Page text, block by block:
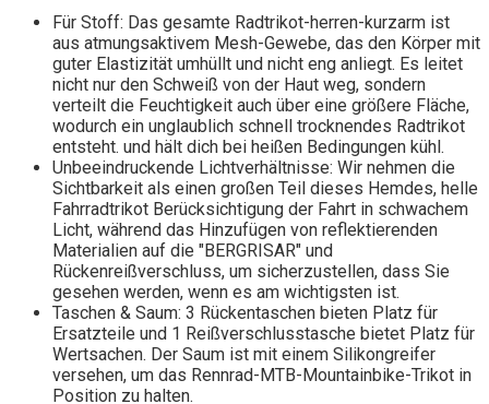
Für Stoff: Das gesamte Radtrikot-herren-kurzarm ist
aus atmungsaktivem Mesh-Gewebe, das den Körper mit
guter Elastizität umhüllt und nicht eng anliegt. Es leitet
nicht nur den Schweiß von der Haut weg, sondern
verteilt die Feuchtigkeit auch über eine größere Fläche,
wodurch ein unglaublich schnell trocknendes Radtrikot
entsteht. und hält dich bei heißen Bedingungen kühl.
Unbeeindruckende Lichtverhältnisse: Wir nehmen die
Sichtbarkeit als einen großen Teil dieses Hemdes, helle
Fahrradtrikot Berücksichtigung der Fahrt in schwachem
Licht, während das Hinzufügen von reflektierenden
Materialien auf die "BERGRISAR" und
Rückenreißverschluss, um sicherzustellen, dass Sie
gesehen werden, wenn es am wichtigsten ist.
Taschen & Saum: 3 Rückentaschen bieten Platz für
Ersatzteile und 1 Reißverschlusstasche bietet Platz für
Wertsachen. Der Saum ist mit einem Silikongreifer
versehen, um das Rennrad-MTB-Mountainbike-Trikot in
Position zu halten.